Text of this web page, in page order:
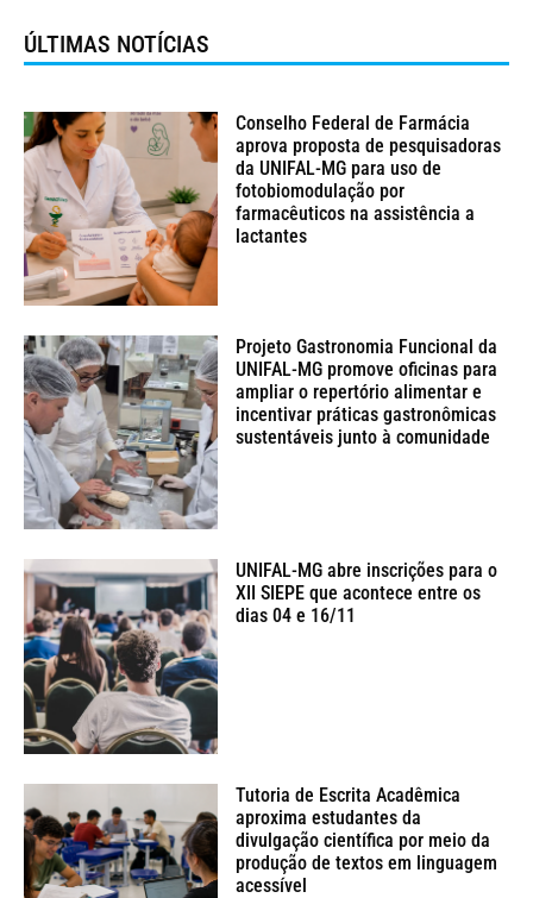
ÚLTIMAS NOTÍCIAS
Conselho Federal de Farmácia
aprova proposta de pesquisadoras
da UNIFAL-MG para uso de
fotobiomodulação por
farmacêuticos na assistência a
lactantes
Projeto Gastronomia Funcional da
UNIFAL-MG promove oficinas para
ampliar o repertório alimentar e
incentivar práticas gastronômicas
sustentáveis junto à comunidade
UNIFAL-MG abre inscrições para o
XII SIEPE que acontece entre os
dias 04 e 16/11
Tutoria de Escrita Acadêmica
aproxima estudantes da
divulgação científica por meio da
produção de textos em linguagem
acessível